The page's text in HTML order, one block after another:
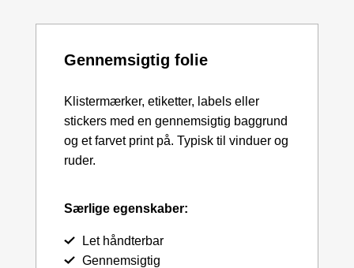
Gennemsigtig folie
Klistermærker, etiketter, labels eller
stickers med en gennemsigtig baggrund
og et farvet print på. Typisk til vinduer og
ruder.
Særlige egenskaber:
Let håndterbar
Gennemsigtig